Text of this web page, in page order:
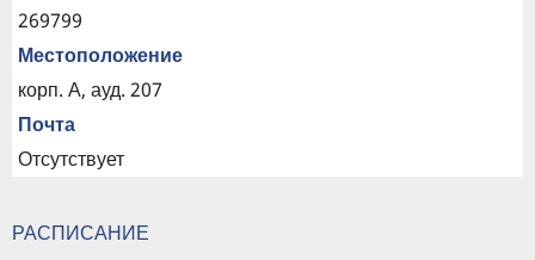
269799
Местоположение
корп. А, ауд. 207
Почта
Отсутствует
РАСПИСАНИЕ